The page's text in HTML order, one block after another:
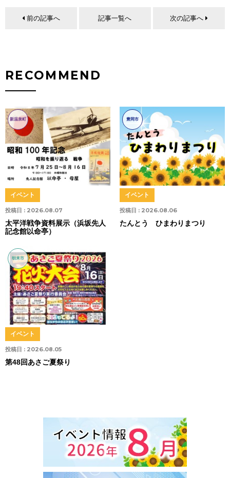
前の記事へ 記事一覧へ 次の記事へ
RECOMMEND
新温泉町
投稿日 : 2026.08.07
イベント
太平洋戦争資料展示（浜坂先人
記念館以命亭）
豊岡市
投稿日 : 2026.08.06
イベント
たんとう ひまわりまつり
朝来市
投稿日 : 2026.08.05
イベント
第48回あさご夏祭り